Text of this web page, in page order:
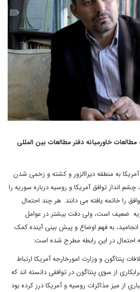
خاورمیانه دفتر مطالعات بین المللی
به منطقه دیراالزور و کشته و زخمی شدن
انداز توافق آمریکا و روسیه درباره سوریه را
را خاتمه یافته می دانند. هر چند احتمال
ضعیف است، ولی دقت بیشتر در عوامل
انجامید، به فهم اوضاع و پیش بینی آینده کمک
احتمال در این رابطه مطرح شده است:
پنتاگون و وزارت امورخارجه آمریکا ارتباط
از سوی پنتاگون در توافقی دانسته اند که
از میز مذاکرات روسیه و آمریکا درز کرده بود